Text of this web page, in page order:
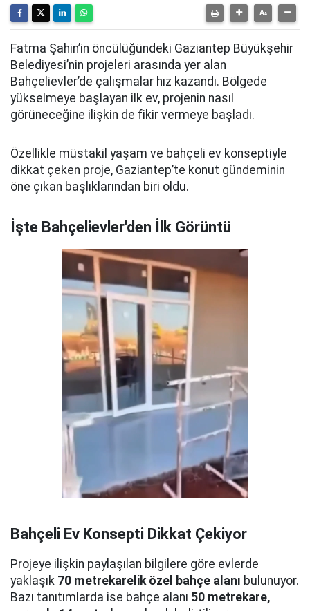
Fatma Şahin’in öncülüğündeki Gaziantep Büyükşehir
Belediyesi’nin projeleri arasında yer alan
Bahçelievler’de çalışmalar hız kazandı. Bölgede
yükselmeye başlayan ilk ev, projenin nasıl
görüneceğine ilişkin de fikir vermeye başladı.
Özellikle müstakil yaşam ve bahçeli ev konseptiyle
dikkat çeken proje, Gaziantep’te konut gündeminin
öne çıkan başlıklarından biri oldu.
İşte Bahçelievler'den İlk Görüntü
Bahçeli Ev Konsepti Dikkat Çekiyor
Projeye ilişkin paylaşılan bilgilere göre evlerde
yaklaşık 70 metrekarelik özel bahçe alanı bulunuyor.
Bazı tanıtımlarda ise bahçe alanı 50 metrekare,